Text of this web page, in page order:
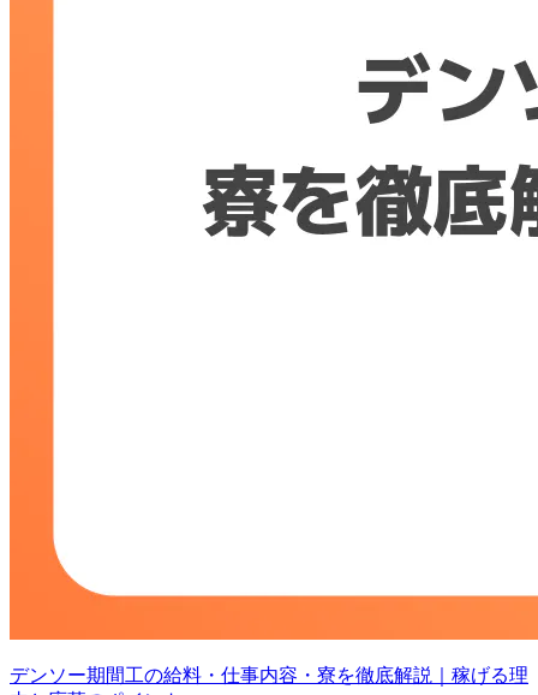
デンソー期間工の給料・仕事内容・寮を徹底解説｜稼げる理